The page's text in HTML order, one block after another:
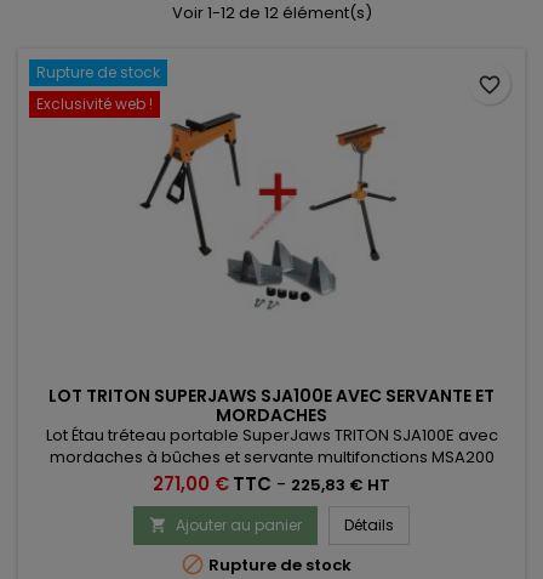
Voir 1-12 de 12 élément(s)
Rupture de stock
Exclusivité web !
LOT TRITON SUPERJAWS SJA100E AVEC SERVANTE ET
MORDACHES
Lot Étau tréteau portable SuperJaws TRITON SJA100E avec
mordaches à bûches et servante multifonctions MSA200
Prix
271,00 €TTC - 225,83 € HT
 Ajouter au panier Détails
 Rupture de stock
favorite_border